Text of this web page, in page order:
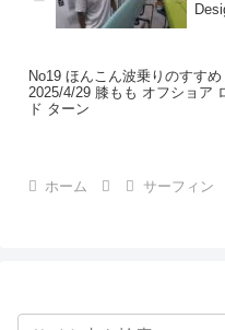
No19 ほんこん波乗りのすすめ
2025/4/29 膝もも オフショア
ド ターン
ホーム サーフィン